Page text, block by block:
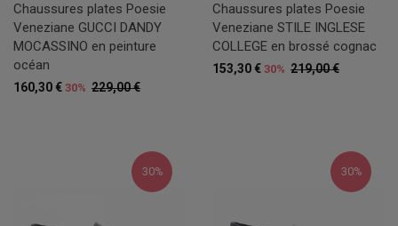
Chaussures plates Poesie
Veneziane GUCCI DANDY
MOCASSINO en peinture
océan
229,00 €
160,30 € 30%
Chaussures plates Poesie
Veneziane STILE INGLESE
COLLEGE en brossé cognac
219,00 €
153,30 € 30%
30% 30%